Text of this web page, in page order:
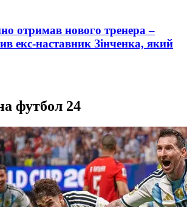
отримав нового тренера –
екс-наставник Зінченка, який
футбол 24